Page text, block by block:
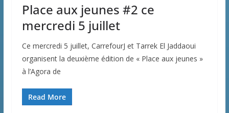
Place aux jeunes #2 ce
mercredi 5 juillet
Ce mercredi 5 juillet, CarrefourJ et Tarrek El Jaddaoui
organisent la deuxième édition de « Place aux jeunes »
à l’Agora de
Read More